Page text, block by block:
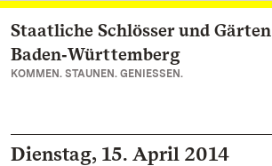
Zum Hauptinhalt springen
Staatliche Schlösser und Gärten
Baden‑Württemberg
KOMMEN. STAUNEN. GENIESSEN.
Dienstag, 15. April 2014